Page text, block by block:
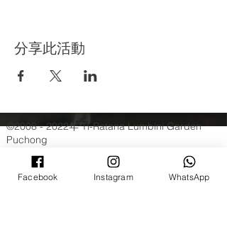
分享此活動
©2008 - 2022年 Ti-Ratana Lumbini Garden
Puchong
（蒲种三宝佛学会蓝比尼园佛寺）
（马来西亚Ti-Ratana佛学会会员）
由Rain Lee设计
Facebook Instagram WhatsApp